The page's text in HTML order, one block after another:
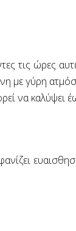
ώρες
με γύρη
να καλύψει